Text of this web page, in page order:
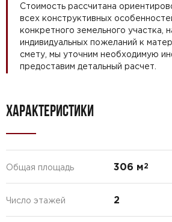
Стоимость рассчитана
всех конструктивных
конкретного земельного участка,
индивидуальных пожеланий к
смету, мы уточним необходимую
предоставим детальный расчет.
ХАРАКТЕРИСТИКИ
Общая площадь 306 м2
Число этажей 2